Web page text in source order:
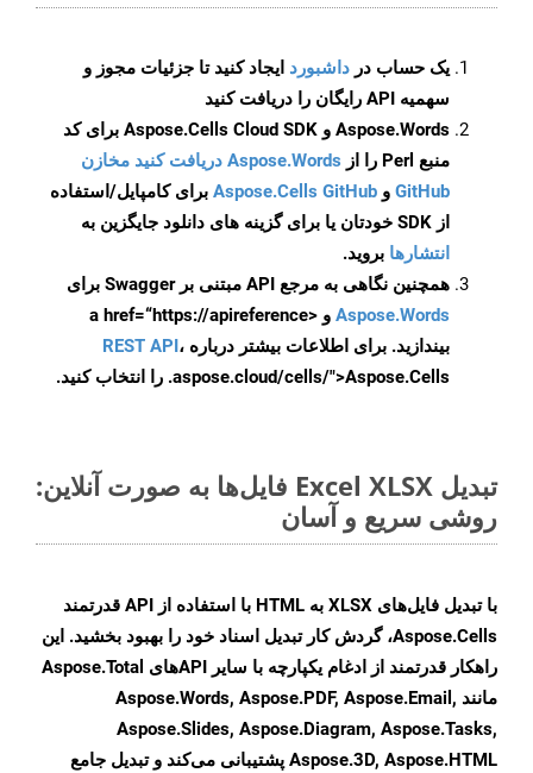
یک حساب در داشبورد ایجاد کنید تا جزئیات مجوز و
سهمیه API رایگان را دریافت کنید
Aspose.Words و Aspose.Cells Cloud SDK برای کد
منبع Perl را از
Aspose.Words دریافت کنید مخازن
GitHub و Aspose.Cells GitHub برای کامپایل/استفاده
از SDK خودتان یا برای گزینه های دانلود جایگزین به
انتشارها بروید.
همچنین نگاهی به مرجع API مبتنی بر Swagger برای
Aspose.Words
و <a href=“https://apireference
بیندازید. برای اطلاعات بیشتر درباره REST API،
.aspose.cloud/cells/">Aspose.Cells را انتخاب کنید.
تبدیل Excel XLSX فایل‌ها به صورت آنلاین:
روشی سریع و آسان
با تبدیل فایل‌های XLSX به HTML با استفاده از API قدرتمند
Aspose.Cells، گردش کار تبدیل اسناد خود را بهبود بخشید. این
راهکار قدرتمند از ادغام یکپارچه با سایر APIهای Aspose.Total
مانند Aspose.Words, Aspose.PDF, Aspose.Email,
Aspose.Slides, Aspose.Diagram, Aspose.Tasks,
Aspose.3D, Aspose.HTML پشتیبانی می‌کند و تبدیل جامع